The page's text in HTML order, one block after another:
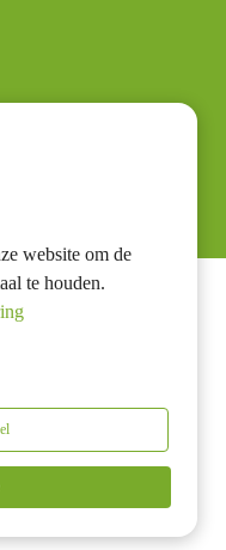
website om de
te houden.